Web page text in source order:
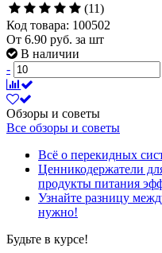
(11)
Код товара: 100502
От 6.90 руб. за шт
В наличии
-
Обзоры и советы
Все обзоры и советы
Всё о перекидных
Ценникодержатели
продукты питания
Узнайте разницу
нужно!
Будьте в курсе!